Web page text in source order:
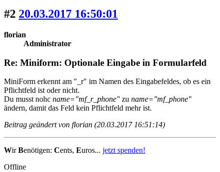
#2 20.03.2017 16:50:01
florian
Administrator
Re: Miniform: Optionale Eingabe in Formularfeld
MiniForm erkennt am "_r" im Namen des Eingabefeldes, ob es ein
Pflichtfeld ist oder nicht.
Du musst nohc name="mf_r_phone" zu name="mf_phone"
ändern, damit das Feld kein Pflichtfeld mehr ist.
Beitrag geändert von florian (20.03.2017 16:51:14)
WirBenötigen: Cents, Euros... jetzt spenden!
Offline